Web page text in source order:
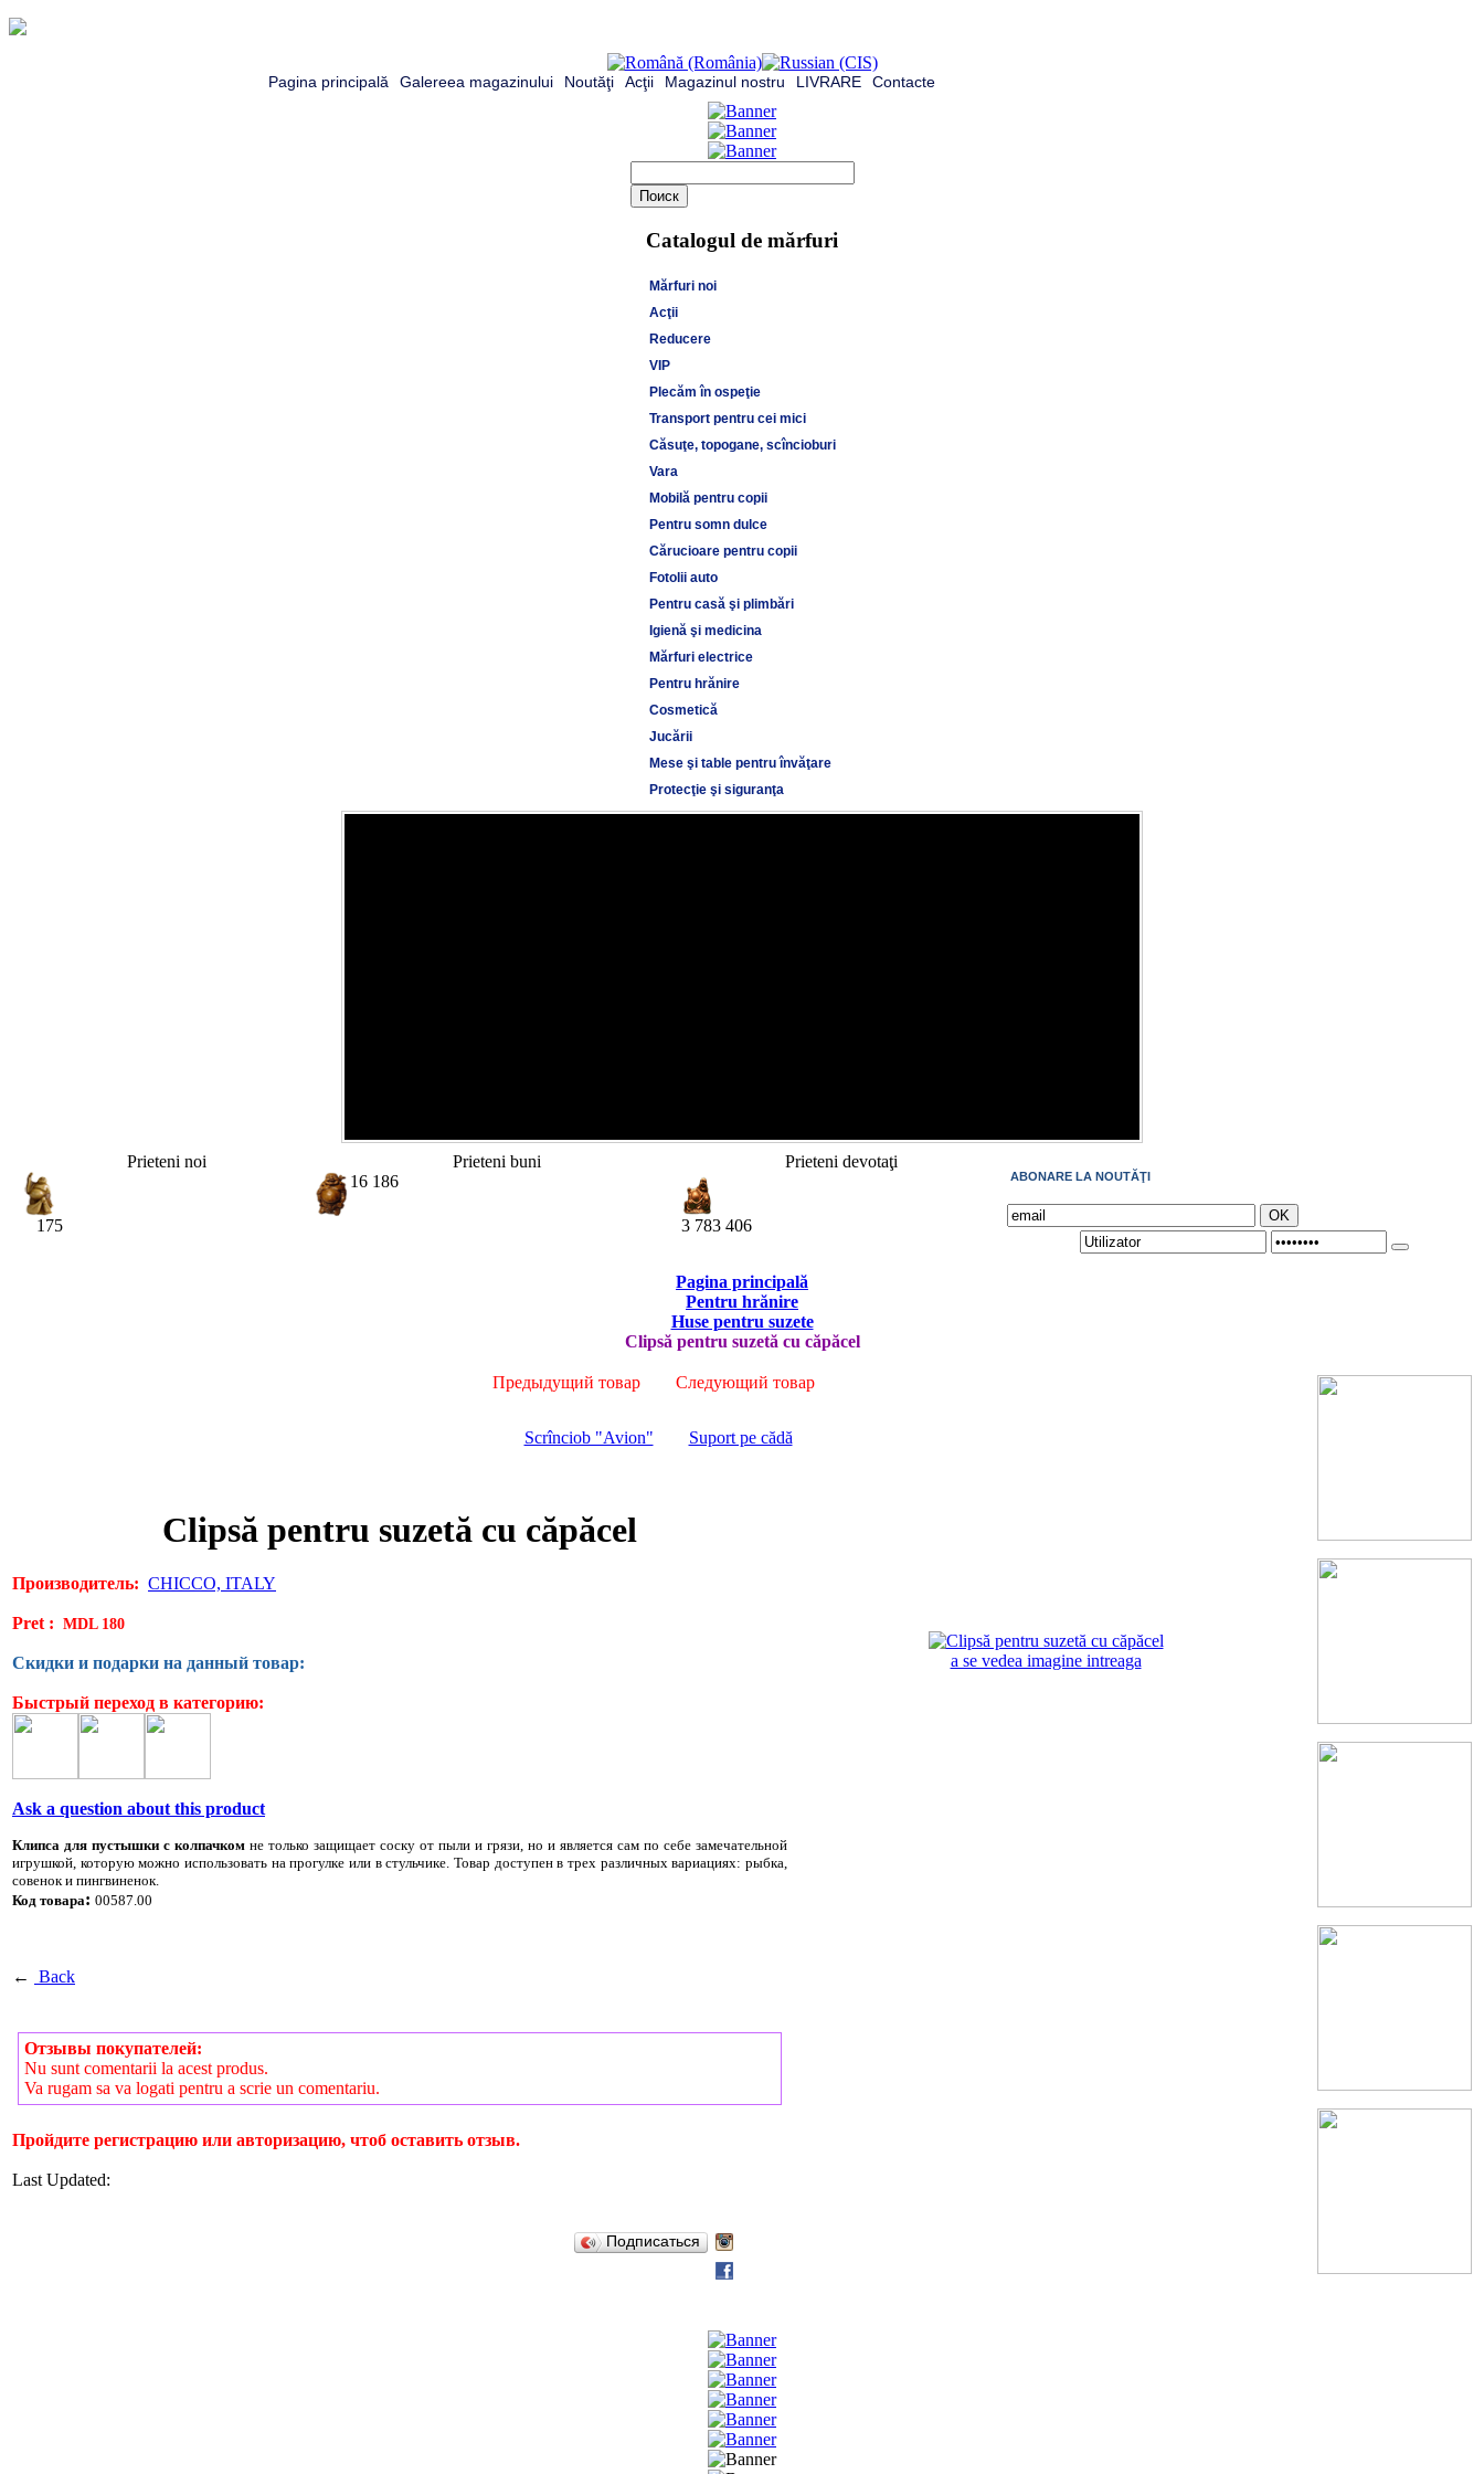
Pagina principală Galereea magazinului Noutăţi Acţii Magazinul nostru LIVRARE Contacte
Catalogul de mărfuri
Mărfuri noi
Acţii
Reducere
VIP
Plecăm în ospeţie
Transport pentru cei mici
Căsuţe, topogane, scîncioburi
Vara
Mobilă pentru copii
Pentru somn dulce
Cărucioare pentru copii
Fotolii auto
Pentru casă şi plimbări
Igienă şi medicina
Mărfuri electrice
Pentru hrănire
Cosmetică
Jucării
Mese şi table pentru învăţare
Protecţie şi siguranţa
Prieteni noi
175
Prieteni buni
16 186
Prieteni devotaţi
3 783 406
ABONARE LA NOUTĂŢI
Pagina principală
Pentru hrănire
Huse pentru suzete
Clipsă pentru suzetă cu căpăcel
Предыдущий товар Следующий товар
Scrînciob "Avion" Suport pe cădă
Clipsă pentru suzetă cu căpăcel
Производитель: CHICCO, ITALY
Pret : MDL 180
Скидки и подарки на данный товар:
Быстрый переход в категорию:
Ask a question about this product
Клипса для пустышки с колпачком не только защищает соску от пыли и грязи, но и является сам по себе замечательной
игрушкой, которую можно использовать на прогулке или в стульчике. Товар доступен в трех различных вариациях: рыбка,
совенок и пингвиненок.
Код товара: 00587.00
← Back
Отзывы покупателей:
Nu sunt comentarii la acest produs.
Va rugam sa va logati pentru a scrie un comentariu.
Пройдите регистрацию или авторизацию, чтоб оставить отзыв.
a se vedea imagine intreaga
Last Updated:
Подписаться